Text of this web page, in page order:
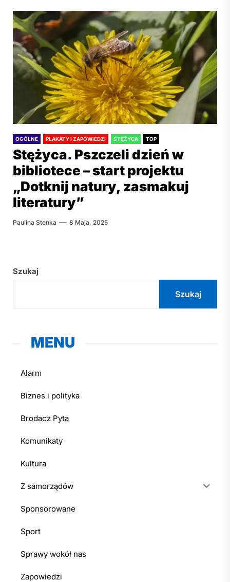
OGÓLNE PLAKATY I ZAPOWIEDZI STĘŻYCA TOP
Stężyca. Pszczeli dzień w
bibliotece – start projektu
„Dotknij natury, zasmakuj
literatury”
Paulina Stenka 8 Maja, 2025
Szukaj
Szukaj
MENU
Alarm
Biznes i polityka
Brodacz Pyta
Komunikaty
Kultura
Z samorządów
Sponsorowane
Sport
Sprawy wokół nas
Zapowiedzi